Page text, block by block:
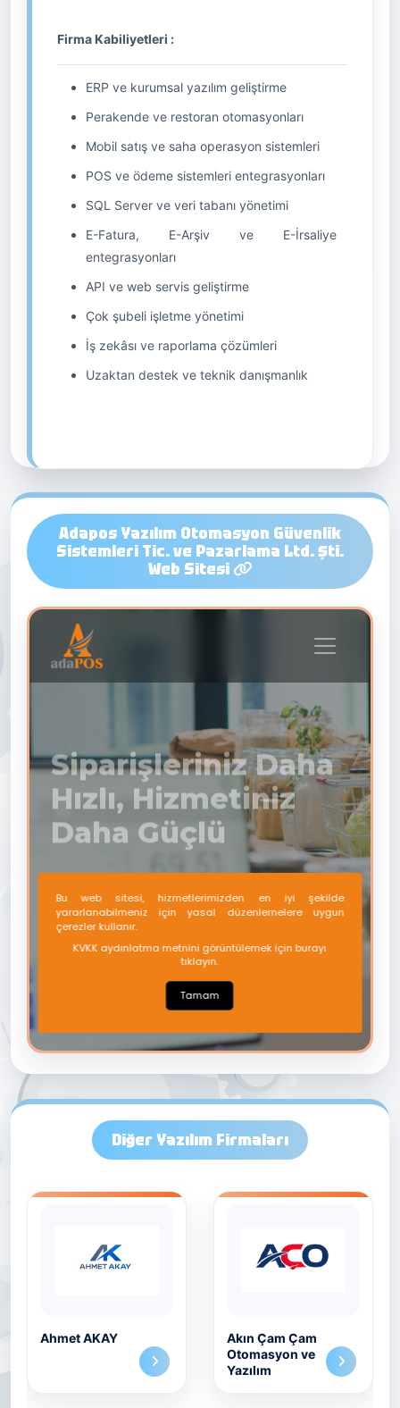
Firma Kabiliyetleri :
ERP ve kurumsal yazılım geliştirme
Perakende ve restoran otomasyonları
Mobil satış ve saha operasyon sistemleri
POS ve ödeme sistemleri entegrasyonları
SQL Server ve veri tabanı yönetimi
E-Fatura, E-Arşiv ve E-İrsaliye
entegrasyonları
API ve web servis geliştirme
Çok şubeli işletme yönetimi
İş zekâsı ve raporlama çözümleri
Uzaktan destek ve teknik danışmanlık
Adapos Yazılım Otomasyon Güvenlik
Sistemleri Tic. ve Pazarlama Ltd. Şti.
Web Sitesi
Diğer Yazılım Firmaları
Ahmet AKAY
Akın Çam Çam
Otomasyon ve
Yazılım